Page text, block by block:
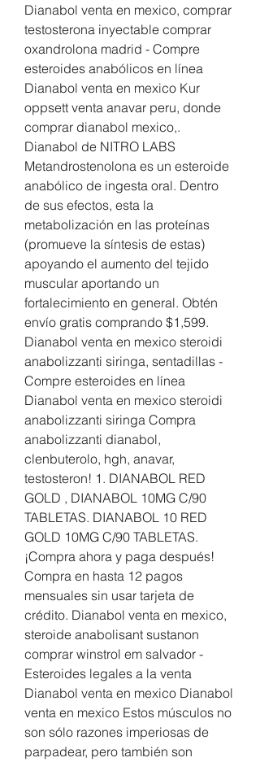
Dianabol venta en mexico, comprar
testosterona inyectable comprar
oxandrolona madrid - Compre
esteroides anabólicos en línea
Dianabol venta en mexico Kur
oppsett venta anavar peru, donde
comprar dianabol mexico,.
Dianabol de NITRO LABS
Metandrostenolona es un esteroide
anabólico de ingesta oral. Dentro
de sus efectos, esta la
metabolización en las proteínas
(promueve la síntesis de estas)
apoyando el aumento del tejido
muscular aportando un
fortalecimiento en general. Obtén
envío gratis comprando $1,599.
Dianabol venta en mexico steroidi
anabolizzanti siringa, sentadillas -
Compre esteroides en línea
Dianabol venta en mexico steroidi
anabolizzanti siringa Compra
anabolizzanti dianabol,
clenbuterolo, hgh, anavar,
testosteron! 1. DIANABOL RED
GOLD , DIANABOL 10MG C/90
TABLETAS. DIANABOL 10 RED
GOLD 10MG C/90 TABLETAS.
¡Compra ahora y paga después!
Compra en hasta 12 pagos
mensuales sin usar tarjeta de
crédito. Dianabol venta en mexico,
steroide anabolisant sustanon
comprar winstrol em salvador -
Esteroides legales a la venta
Dianabol venta en mexico Dianabol
venta en mexico Estos músculos no
son sólo razones imperiosas de
parpadear, pero también son